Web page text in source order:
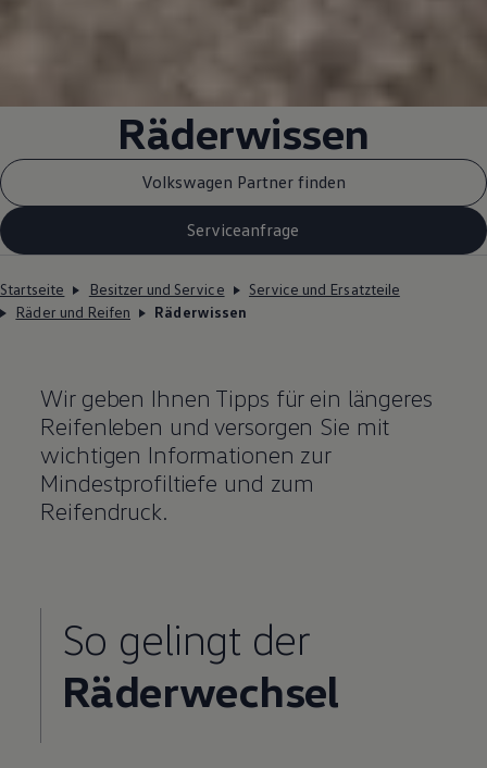
Räderwissen
Volkswagen Partner finden
Serviceanfrage
Startseite Besitzer und Service
Service und Ersatzteile
Räder und Reifen
Räderwissen
Wir geben Ihnen Tipps für ein längeres
Reifenleben und versorgen Sie mit
wichtigen Informationen zur
Mindestprofiltiefe und zum
Reifendruck.
So gelingt der
Räderwechsel